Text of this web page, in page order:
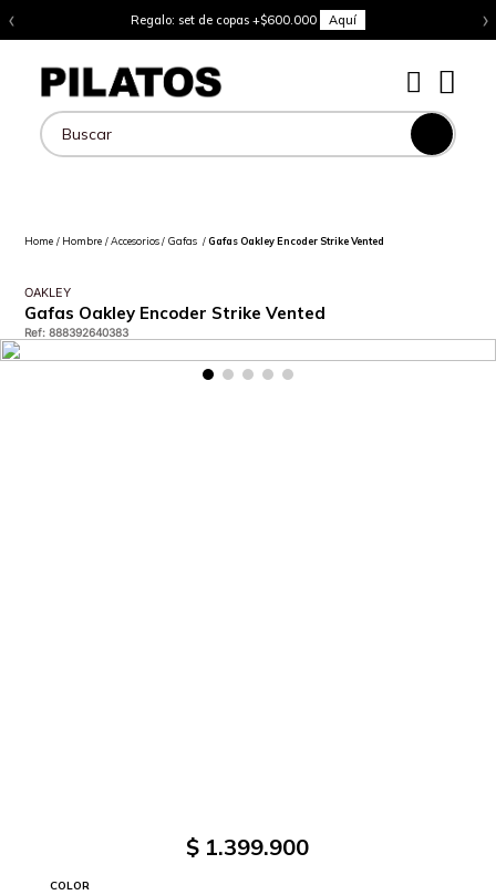
‹ Regalo: set de copas +$600.000 Aquí ›
Buscar
Hombre Accesorios Gafas Gafas Oakley Encoder Strike Vented
OAKLEY
Gafas Oakley Encoder Strike Vented
Ref:888392640383
$ 1.399.900
COLOR